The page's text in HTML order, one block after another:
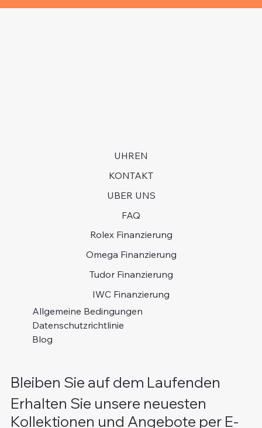
UHREN
KONTAKT
UBER UNS
FAQ
Rolex Finanzierung
Omega Finanzierung
Tudor Finanzierung
IWC Finanzierung
Allgemeine Bedingungen
Datenschutzrichtlinie
Blog
Bleiben Sie auf dem Laufenden
Erhalten Sie unsere neuesten
Kollektionen und Angebote per E-